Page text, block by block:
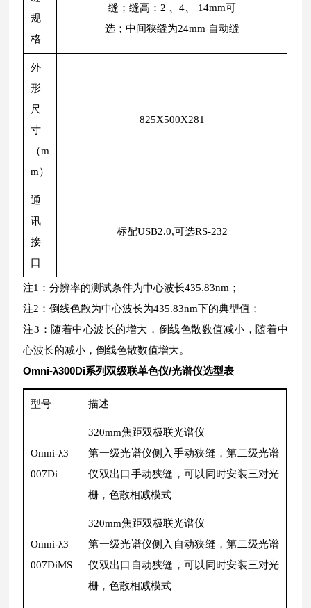
规
格
缝；缝高：2 、4、 14mm可
选；中间狭缝为24mm 自动缝
外
形
尺
寸
（m
m）
825X500X281
通
讯
接
口
标配USB2.0,可选RS-232
注1：分辨率的测试条件为中心波长435.83nm；
注2：倒线色散为中心波长为435.83nm下的典型值；
注3：随着中心波长的增大，倒线色散数值减小，随着中
心波长的减小，倒线色散数值增大。
Omni-λ300Di系列双级联单色仪/光谱仪选型表
型号 描述
Omni-λ3
007Di
320mm焦距双极联光谱仪
第一级光谱仪侧入手动狭缝，第二级光谱
仪双出口手动狭缝，可以同时安装三对光
栅，色散相减模式
Omni-λ3
007DiMS
320mm焦距双极联光谱仪
第一级光谱仪侧入自动狭缝，第二级光谱
仪双出口自动狭缝，可以同时安装三对光
栅，色散相减模式